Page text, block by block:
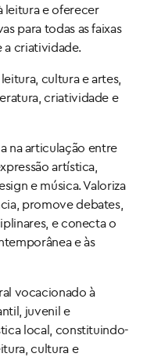
leitura e oferecer
para todas as faixas
a criatividade.
cultura e artes,
criatividade e
na articulação entre
artística,
e música. Valoriza
promove debates,
e conecta o
e às
vocacionado à
juvenil e
local, constituindo-
cultura e